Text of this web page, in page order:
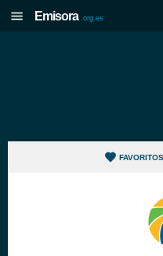
Emisora .org.es
FAVORITOS